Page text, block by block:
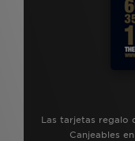
Las tarjetas regalo
Canjeables